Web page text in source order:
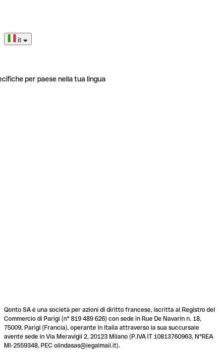
it
per paese nella tua lingua
Qonto SA é una società per azioni di diritto francese, iscritta al Registro del
Commercio di Parigi (n° 819 489 626) con sede in Rue De Navarin n. 18,
75009, Parigi (Francia), operante in Italia attraverso la sua succursale
avente sede in Via Meravigli 2, 20123 Milano (P.IVA IT 10813760963, N°REA
MI-2559348, PEC olindasas@legalmail.it).